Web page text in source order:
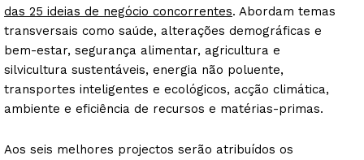
das 25 ideias de negócio concorrentes. Abordam temas
transversais como saúde, alterações demográficas e
bem-estar, segurança alimentar, agricultura e
silvicultura sustentáveis, energia não poluente,
transportes inteligentes e ecológicos, acção climática,
ambiente e eficiência de recursos e matérias-primas.
Aos seis melhores projectos serão atribuídos os